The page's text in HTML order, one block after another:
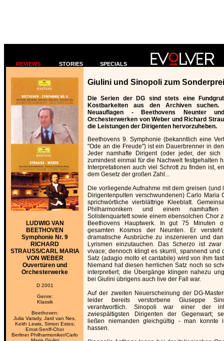
REVIEWS STORIES SPECIALS
LUDWIG VAN
BEETHOVEN
Symphonie Nr. 9
RICHARD
STRAUSS/CARL MARIA
VON WEBER
Ouvertüren und
Orchesterwerke
D 2001
Genre:
Klassik
Beethoven:
Julia Varady, Jard van Nes,
Keith Lewis, Simon Estes;
Ernst-Senff-Chor
Berliner Philharmoniker/Carlo
Giulini und Sinopoli zum
Die Serien der DG sind stets eine
Kostbarkeiten aus den Archiven
Neuauflagen - Beethovens Neunter
Orchesterwerken von Weber und Richard
die Leistungen der Dirigenten hervorzuheben.
Beethovens 9. Symphonie (bekanntlich eine
"Ode an die Freude") ist ein Dauerbrenner in
Jeder namhafte Dirigent (oder jeder, der
zumindest einmal für die Nachwelt festgehalten
Interpretationen auch viel Schrott zu finden ist,
dem Gesetz der großen Zahl...
Die vorliegende Aufnahme mit dem greisen (und
Dirigentenpulten verschwundenen) Carlo Maria
sprichwörtliche vierblättrige Kleeblatt.
Philharmonikern und einem
Solistenquartett sowie einem ebensolchen Chor
Beethovens Hauptwerk. In gut 75 Minuten
gesamten Kosmos der Neunten. Er
dramatische Ausbrüche zu inszenieren und
Lyrismen einzutauchen. Das Scherzo ist
vivace; dennoch klingt es skurril, spannend und
Satz (adagio molto et cantabile) wird von ihm
Niemand hat diesen herrlichen Satz noch so
interpretiert; die Übergänge klingen nahezu
bei Giulini übrigens auch live der Fall war.
Auf der zweiten Neuerscheinung der DG-
leider bereits verstorbene Giuseppe
verantwortlich. Sinopoli war einer der
zwiespältigsten Dirigenten der Gegenwart;
ließen niemanden gleichgültig - man
hassen.